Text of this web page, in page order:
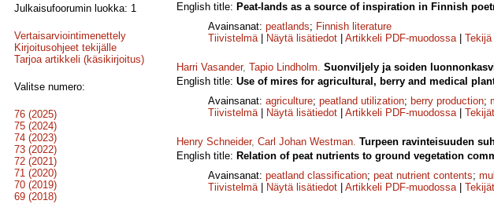
Julkaisufoorumin luokka: 1
Vertaisarviointimenettely
Kirjoitusohjeet tekijälle
Tarjoa artikkeli (käsikirjoitus)
Valitse numero:
76 (2025)
75 (2024)
74 (2023)
73 (2022)
72 (2021)
71 (2020)
70 (2019)
69 (2018)
English title: Peat-lands as a source of inspiration in Finnish
Avainsanat: peatlands; Finnish literature
Tiivistelmä| Näytä lisätiedot Artikkeli PDF-muodossa| Tekijä
Harri Vasander, Tapio Lindholm. Suonviljely ja soiden
English title: Use of mires for agricultural, berry and medical
Avainsanat: agriculture; peatland utilization; berry production;
Tiivistelmä| Näytä lisätiedot Artikkeli PDF-muodossa| Tekijät
Henry Schneider, Carl Johan Westman. Turpeen ravinteisuuden
English title: Relation of peat nutrients to ground vegetation
Avainsanat: peatland classification; peat nutrient contents;
Tiivistelmä| Näytä lisätiedot Artikkeli PDF-muodossa| Tekijät